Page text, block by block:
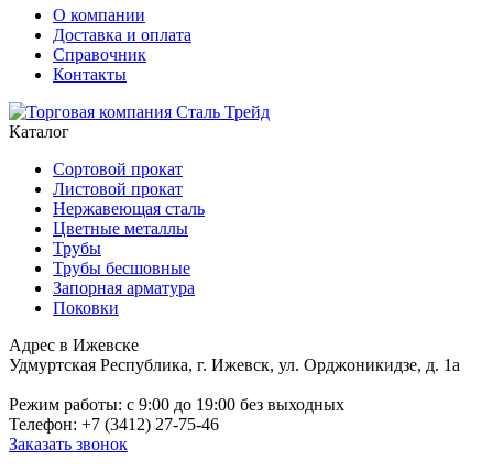
О компании
Доставка и оплата
Справочник
Контакты
Каталог
Сортовой прокат
Листовой прокат
Нержавеющая сталь
Цветные металлы
Трубы
Трубы бесшовные
Запорная арматура
Поковки
Адрес в Ижевске
Удмуртская Республика, г. Ижевск, ул. Орджоникидзе, д. 1а
Режим работы: c 9:00 до 19:00 без выходных
Телефон: +7 (3412) 27-75-46
Заказать звонок